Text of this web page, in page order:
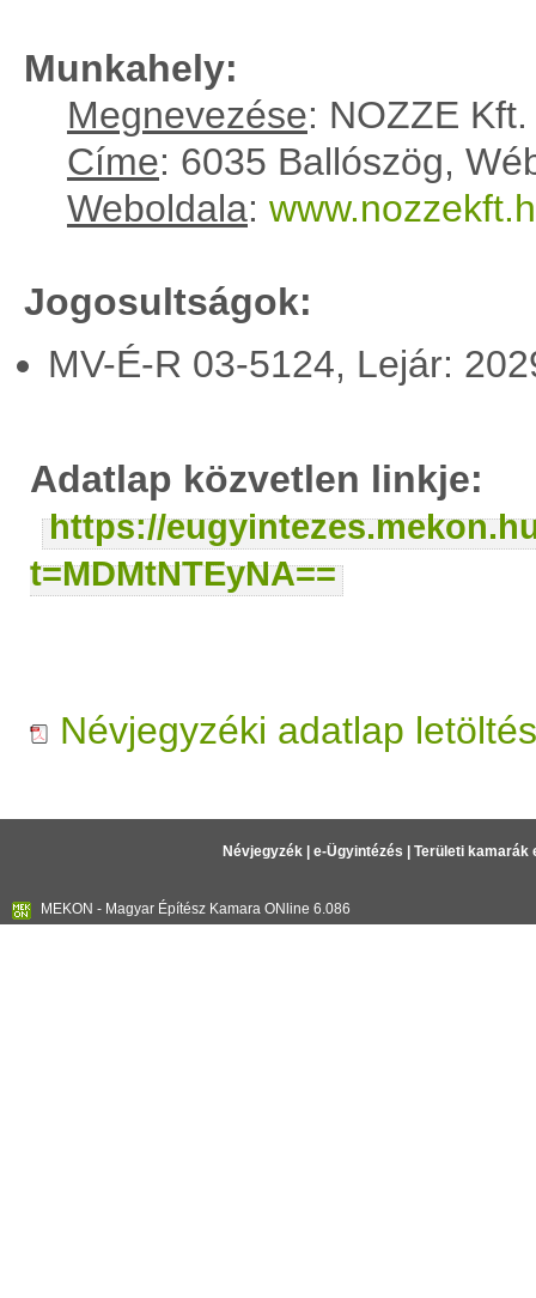
Munkahely:
Megnevezése: NOZZE Kft.
Címe: 6035 Ballószög,
Weboldala:
Jogosultságok:
MV-É-R 03-5124, Lejár:
Adatlap közvetlen linkje:
https://
t=MDMtNTEyNA==
Névjegyzéki adatlap
Névjegyzék| e-Ügyintézés Területi kamarák
MEKON - Magyar Építész Kamara ONline 6.086